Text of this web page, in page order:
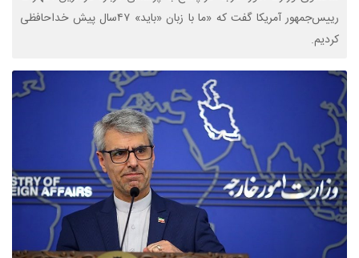
رییس‌جمهور آمریکا گفت که «ما با زبان «باید» ۴۷سال پیش خداحافظی
کردیم.